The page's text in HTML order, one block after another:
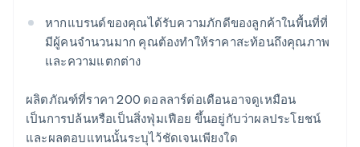
หากแบรนด์ของคุณได้รับความภักดีของลูกค้าในพื้นที่ที่
มีผู้คนจำนวนมาก คุณต้องทำให้ราคาสะท้อนถึงคุณภาพ
และความแตกต่าง
ผลิตภัณฑ์ที่ราคา 200 ดอลลาร์ต่อเดือนอาจดูเหมือน
เป็นการปล้นหรือเป็นสิ่งฟุ่มเฟือย ขึ้นอยู่กับว่าผลประโยชน์
และผลตอบแทนนั้นระบุไว้ชัดเจนเพียงใด